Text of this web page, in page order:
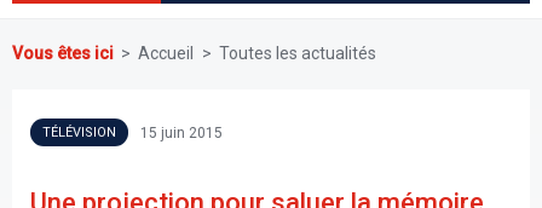
Vous êtes ici Accueil Toutes les actualités
TÉLÉVISION 15 juin 2015